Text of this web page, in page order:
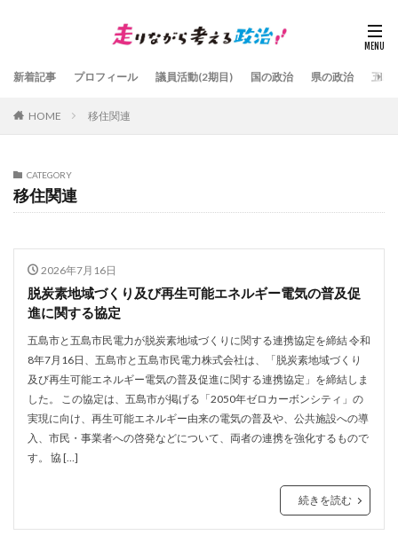
新着記事 プロフィール 議員活動(2期目) 国の政治 県の政治 五島
HOME 移住関連
CATEGORY
移住関連
2026年7月16日
脱炭素地域づくり及び再生可能エネルギー電気の普及促
進に関する協定
五島市と五島市民電力が脱炭素地域づくりに関する連携協定を締結 令和
8年7月16日、五島市と五島市民電力株式会社は、「脱炭素地域づくり
及び再生可能エネルギー電気の普及促進に関する連携協定」を締結しま
した。 この協定は、五島市が掲げる「2050年ゼロカーボンシティ」の
実現に向け、再生可能エネルギー由来の電気の普及や、公共施設への導
入、市民・事業者への啓発などについて、両者の連携を強化するもので
す。 協 […]
続きを読む